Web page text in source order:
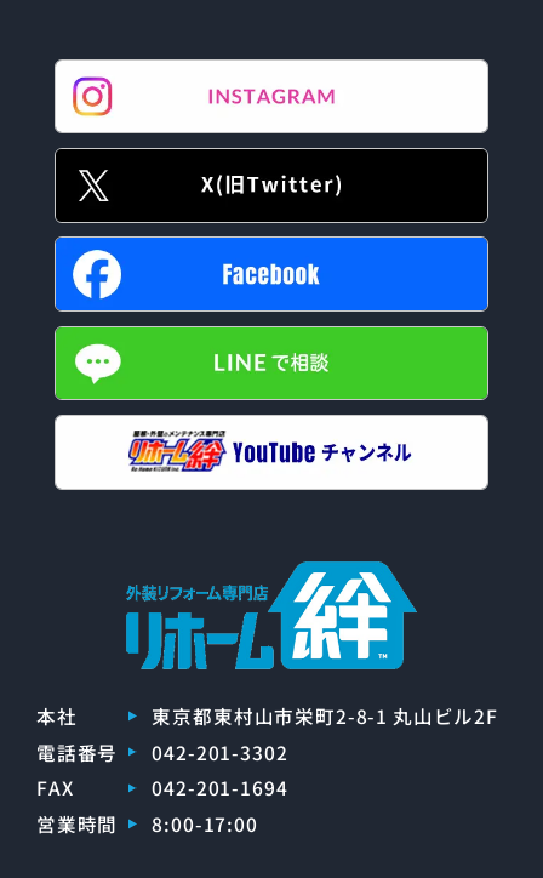
本社
東京都東村山市栄町2-8-1 丸山ビル2F
電話番号
042-201-3302
FAX
042-201-1694
営業時間
8:00-17:00